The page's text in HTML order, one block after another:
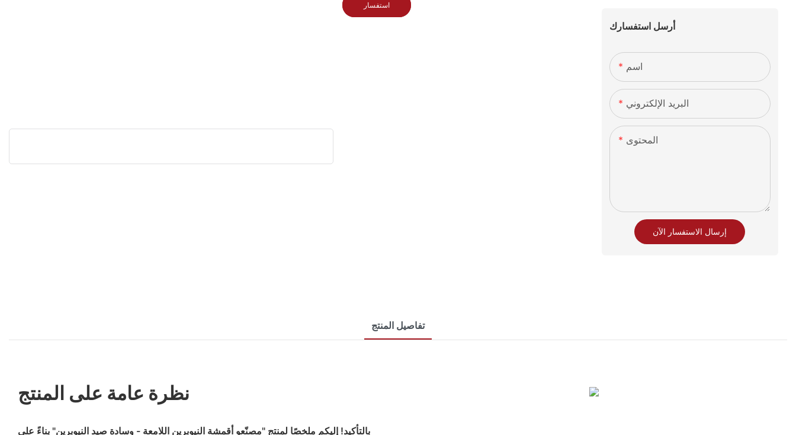
استفسار
أرسل استفسارك
اسم
البريد الإلكتروني
المحتوى
إرسال الاستفسار الآن
تفاصيل المنتج
نظرة عامة على المنتج
بالتأكيد! إليكم ملخصًا لمنتج "مصنّعو أقمشة النيوبرين اللامعة - وسادة صيد النيوبرين" بناءً على